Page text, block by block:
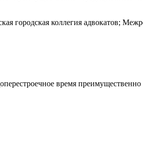
городская коллегия адвокатов;
время